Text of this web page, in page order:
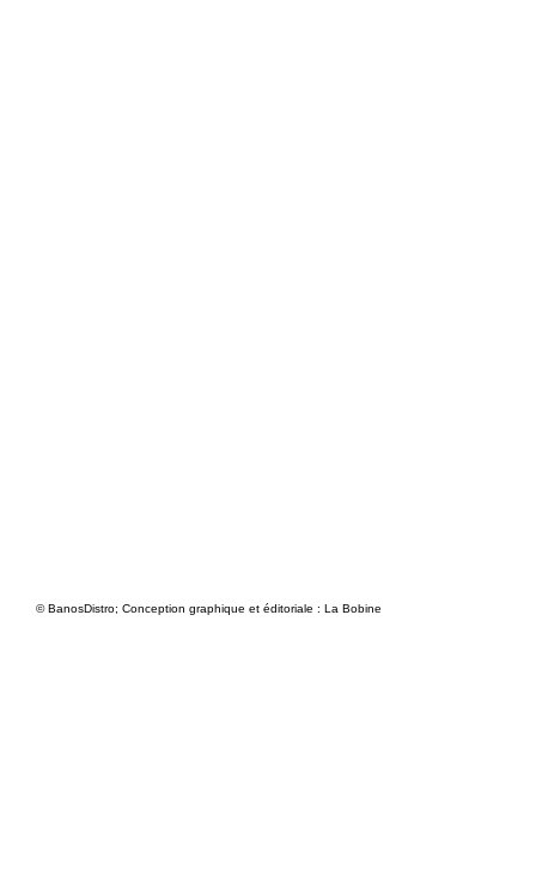
© BanosDistro; Conception graphique et éditoriale : La Bobine